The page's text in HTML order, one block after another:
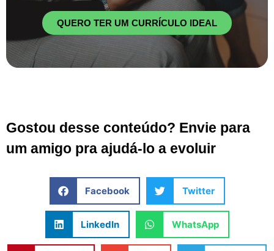
QUERO TER UM CURRÍCULO IDEAL
Gostou desse conteúdo? Envie para
um amigo pra ajudá-lo a evoluir
Facebook Twitter
LinkedIn WhatsApp